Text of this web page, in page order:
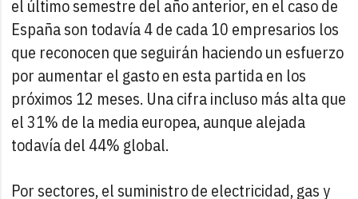
el último semestre del año anterior, en el caso de
España son todavía 4 de cada 10 empresarios los
que reconocen que seguirán haciendo un esfuerzo
por aumentar el gasto en esta partida en los
próximos 12 meses. Una cifra incluso más alta que
el 31% de la media europea, aunque alejada
todavía del 44% global.
Por sectores, el suministro de electricidad, gas y